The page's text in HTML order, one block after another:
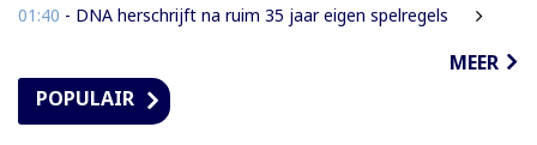
01:40 - DNA herschrijft na ruim 35 jaar eigen spelregels
MEER
POPULAIR